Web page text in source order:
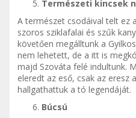
Természeti kincsek
A természet csodáival telt ez
szoros sziklafalai és szűk
követően megálltunk a
nem lehetett, de a itt is
majd Szováta felé indultunk.
eleredt az eső, csak az eresz
hallgathattuk a tó legendáját.
Búcsú